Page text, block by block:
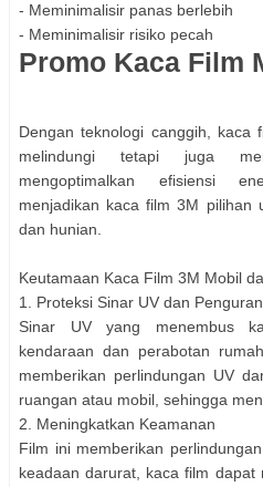
- Meminimalisir panas berlebih
- Meminimalisir risiko pecah
Promo Kaca Film
Dengan teknologi canggih, kaca
melindungi tetapi juga
mengoptimalkan efisiensi
menjadikan kaca film 3M pilihan
dan hunian.
Keutamaan Kaca Film 3M Mobil
1. Proteksi Sinar UV dan
Sinar UV yang menembus
kendaraan dan perabotan
memberikan perlindungan UV
ruangan atau mobil, sehingga
2. Meningkatkan Keamanan
Film ini memberikan
keadaan darurat, kaca film